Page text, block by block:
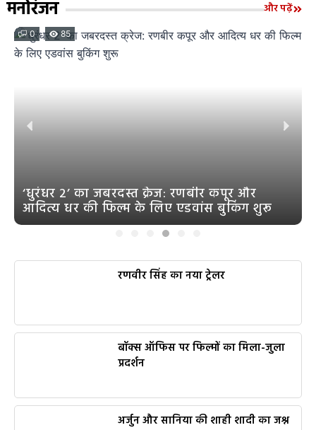
मनोरंजन और पढ़ें
0 85
‘धुरंधर 2’ का जबरदस्त क्रेज: रणबीर कपूर और
आदित्य धर की फिल्म के लिए एडवांस बुकिंग शुरू
रणवीर सिंह का नया ट्रेलर
बॉक्स ऑफिस पर फिल्मों का मिला-जुला
प्रदर्शन
अर्जुन और सानिया की शाही शादी का जश्न